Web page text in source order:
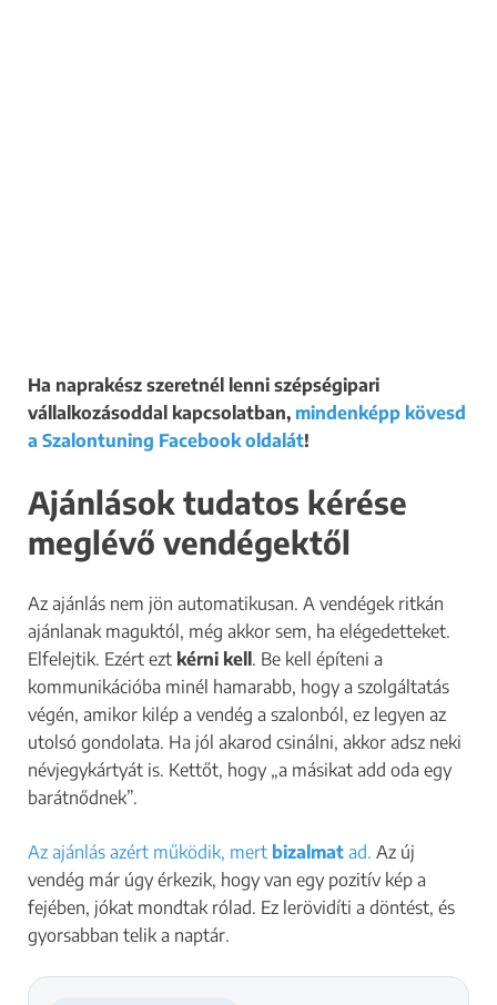
Ha naprakész szeretnél lenni szépségipari
vállalkozásoddal kapcsolatban, mindenképp kövesd
a Szalontuning Facebook oldalát!
Ajánlások tudatos kérése
meglévő vendégektől
Az ajánlás nem jön automatikusan. A vendégek ritkán
ajánlanak maguktól, még akkor sem, ha elégedetteket.
Elfelejtik. Ezért ezt kérni kell . Be kell építeni a
kommunikációba minél hamarabb, hogy a szolgáltatás
végén, amikor kilép a vendég a szalonból, ez legyen az
utolsó gondolata. Ha jól akarod csinálni, akkor adsz neki
névjegykártyát is. Kettőt, hogy „a másikat add oda egy
barátnődnek”.
Az ajánlás azért működik, mert bizalmat ad. Az új
vendég már úgy érkezik, hogy van egy pozitív kép a
fejében, jókat mondtak rólad. Ez lerövidíti a döntést, és
gyorsabban telik a naptár.